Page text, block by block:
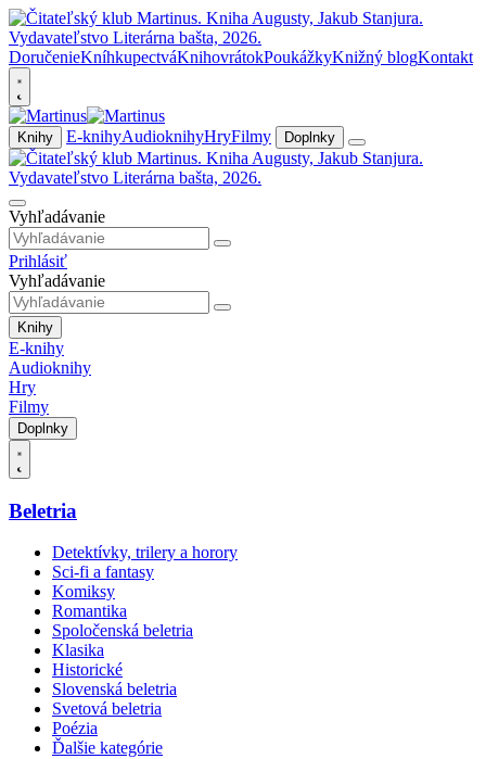
DoručenieKníhkupectváKnihovrátokPoukážkyKnižný blogKontakt
Knihy E-knihyAudioknihyHryFilmy Doplnky
Vyhľadávanie
Prihlásiť
Vyhľadávanie
Knihy
E-knihy
Audioknihy
Hry
Filmy
Doplnky
Beletria
Detektívky, trilery a horory
Sci-fi a fantasy
Komiksy
Romantika
Spoločenská beletria
Klasika
Historické
Slovenská beletria
Svetová beletria
Poézia
Ďalšie kategórie